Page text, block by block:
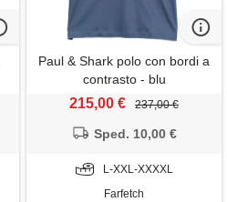
Paul & Shark polo con bordi a
contrasto - blu
215,00 € 237,00 €
Sped. 10,00 €
L-XXL-XXXXL
Farfetch